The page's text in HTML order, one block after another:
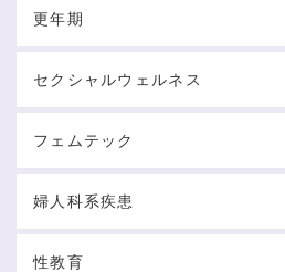
更年期
セクシャルウェルネス
フェムテック
婦人科系疾患
性教育